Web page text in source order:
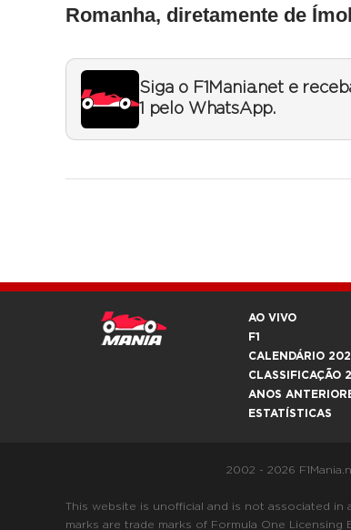
Romanha, diretamente de
Siga o F1Mania.net e
1 pelo WhatsApp.
AO VIVO
F1
CALENDÁRIO
CLASSIFICAÇÃO
ANOS
ESTATÍSTICAS
2002 - 2026
This website is unofficial and is not associated in
marks are trade marks of Formula One Licensing